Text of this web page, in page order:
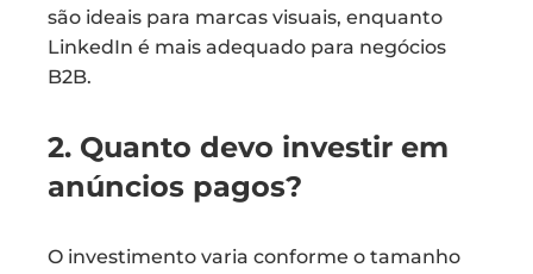
são ideais para marcas visuais, enquanto
LinkedIn é mais adequado para negócios
B2B.
2. Quanto devo investir em
anúncios pagos?
O investimento varia conforme o tamanho